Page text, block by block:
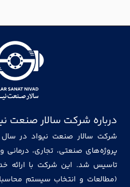
درباره شرکت سالار صنعت
پروژه‌های صنعتی، تجاری،
تاسیس شد. این شرکت با ارائه
(مطالعات و انتخاب سیستم